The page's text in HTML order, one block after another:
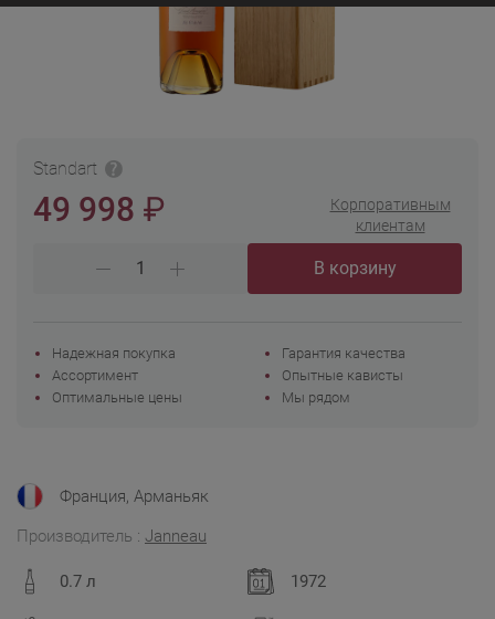
Франция, Арманьяк
Производитель : Janneau
0.7 л 1972
Standart
49 998 ₽
Корпоративным
клиентам
В корзину
Надежная покупка
Гарантия качества
Ассортимент
Опытные кависты
Оптимальные цены
Мы рядом